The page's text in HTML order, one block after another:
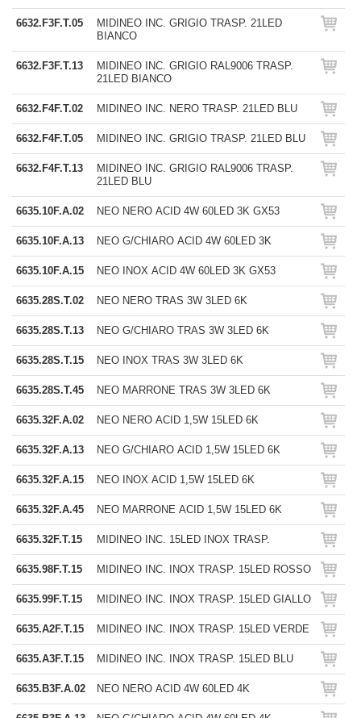
6632.F3F.T.05
MIDINEO INC. GRIGIO TRASP. 21LED
BIANCO
6632.F3F.T.13
MIDINEO INC. GRIGIO RAL9006 TRASP.
21LED BIANCO
6632.F4F.T.02 MIDINEO INC. NERO TRASP. 21LED BLU
6632.F4F.T.05 MIDINEO INC. GRIGIO TRASP. 21LED BLU
6632.F4F.T.13
MIDINEO INC. GRIGIO RAL9006 TRASP.
21LED BLU
6635.10F.A.02 NEO NERO ACID 4W 60LED 3K GX53
6635.10F.A.13 NEO G/CHIARO ACID 4W 60LED 3K
6635.10F.A.15 NEO INOX ACID 4W 60LED 3K GX53
6635.28S.T.02 NEO NERO TRAS 3W 3LED 6K
6635.28S.T.13 NEO G/CHIARO TRAS 3W 3LED 6K
6635.28S.T.15 NEO INOX TRAS 3W 3LED 6K
6635.28S.T.45 NEO MARRONE TRAS 3W 3LED 6K
6635.32F.A.02 NEO NERO ACID 1,5W 15LED 6K
6635.32F.A.13 NEO G/CHIARO ACID 1,5W 15LED 6K
6635.32F.A.15 NEO INOX ACID 1,5W 15LED 6K
6635.32F.A.45 NEO MARRONE ACID 1,5W 15LED 6K
6635.32F.T.15 MIDINEO INC. 15LED INOX TRASP.
6635.98F.T.15 MIDINEO INC. INOX TRASP. 15LED ROSSO
6635.99F.T.15 MIDINEO INC. INOX TRASP. 15LED GIALLO
6635.A2F.T.15 MIDINEO INC. INOX TRASP. 15LED VERDE
6635.A3F.T.15 MIDINEO INC. INOX TRASP. 15LED BLU
6635.B3F.A.02 NEO NERO ACID 4W 60LED 4K